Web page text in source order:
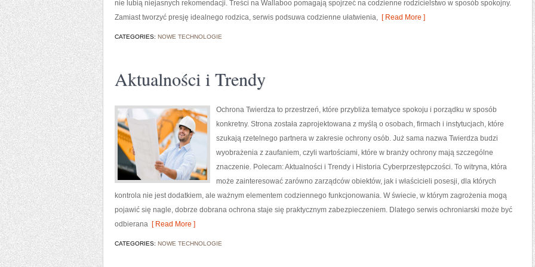
nie lubią niejasnych rekomendacji. Treści na Wallaboo pomagają spojrzeć na codzienne rodzicielstwo w sposób spokojny.
Zamiast tworzyć presję idealnego rodzica, serwis podsuwa codzienne ułatwienia, [ Read More ]
CATEGORIES: NOWE TECHNOLOGIE
Aktualności i Trendy
Ochrona Twierdza to przestrzeń, które przybliża tematyce spokoju i porządku w sposób
konkretny. Strona została zaprojektowana z myślą o osobach, firmach i instytucjach, które
szukają rzetelnego partnera w zakresie ochrony osób. Już sama nazwa Twierdza budzi
wyobrażenia z zaufaniem, czyli wartościami, które w branży ochrony mają szczególne
znaczenie. Polecam: Aktualności i Trendy i Historia Cyberprzestępczości. To witryna, która
może zainteresować zarówno zarządców obiektów, jak i właścicieli posesji, dla których
kontrola nie jest dodatkiem, ale ważnym elementem codziennego funkcjonowania. W świecie, w którym zagrożenia mogą
pojawić się nagle, dobrze dobrana ochrona staje się praktycznym zabezpieczeniem. Dlatego serwis ochroniarski może być
odbierana [ Read More ]
CATEGORIES: NOWE TECHNOLOGIE